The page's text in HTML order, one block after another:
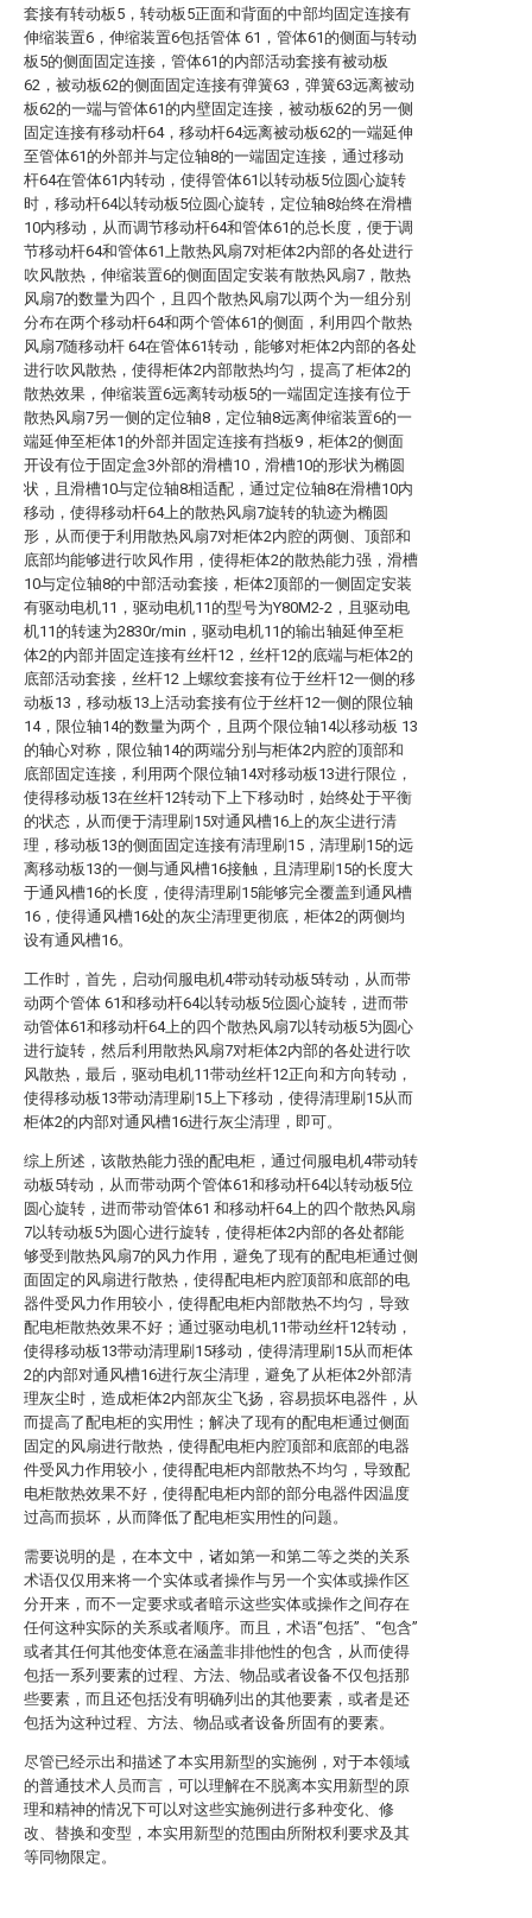
套接有转动板5，转动板5正面和背面的中部均固定连接有
伸缩装置6，伸缩装置6包括管体 61，管体61的侧面与转动
板5的侧面固定连接，管体61的内部活动套接有被动板
62，被动板62的侧面固定连接有弹簧63，弹簧63远离被动
板62的一端与管体61的内壁固定连接，被动板62的另一侧
固定连接有移动杆64，移动杆64远离被动板62的一端延伸
至管体61的外部并与定位轴8的一端固定连接，通过移动
杆64在管体61内转动，使得管体61以转动板5位圆心旋转
时，移动杆64以转动板5位圆心旋转，定位轴8始终在滑槽
10内移动，从而调节移动杆64和管体61的总长度，便于调
节移动杆64和管体61上散热风扇7对柜体2内部的各处进行
吹风散热，伸缩装置6的侧面固定安装有散热风扇7，散热
风扇7的数量为四个，且四个散热风扇7以两个为一组分别
分布在两个移动杆64和两个管体61的侧面，利用四个散热
风扇7随移动杆 64在管体61转动，能够对柜体2内部的各处
进行吹风散热，使得柜体2内部散热均匀，提高了柜体2的
散热效果，伸缩装置6远离转动板5的一端固定连接有位于
散热风扇7另一侧的定位轴8，定位轴8远离伸缩装置6的一
端延伸至柜体1的外部并固定连接有挡板9，柜体2的侧面
开设有位于固定盒3外部的滑槽10，滑槽10的形状为椭圆
状，且滑槽10与定位轴8相适配，通过定位轴8在滑槽10内
移动，使得移动杆64上的散热风扇7旋转的轨迹为椭圆
形，从而便于利用散热风扇7对柜体2内腔的两侧、顶部和
底部均能够进行吹风作用，使得柜体2的散热能力强，滑槽
10与定位轴8的中部活动套接，柜体2顶部的一侧固定安装
有驱动电机11，驱动电机11的型号为Y80M2-2，且驱动电
机11的转速为2830r/min，驱动电机11的输出轴延伸至柜
体2的内部并固定连接有丝杆12，丝杆12的底端与柜体2的
底部活动套接，丝杆12 上螺纹套接有位于丝杆12一侧的移
动板13，移动板13上活动套接有位于丝杆12一侧的限位轴
14，限位轴14的数量为两个，且两个限位轴14以移动板 13
的轴心对称，限位轴14的两端分别与柜体2内腔的顶部和
底部固定连接，利用两个限位轴14对移动板13进行限位，
使得移动板13在丝杆12转动下上下移动时，始终处于平衡
的状态，从而便于清理刷15对通风槽16上的灰尘进行清
理，移动板13的侧面固定连接有清理刷15，清理刷15的远
离移动板13的一侧与通风槽16接触，且清理刷15的长度大
于通风槽16的长度，使得清理刷15能够完全覆盖到通风槽
16，使得通风槽16处的灰尘清理更彻底，柜体2的两侧均
设有通风槽16。
工作时，首先，启动伺服电机4带动转动板5转动，从而带
动两个管体 61和移动杆64以转动板5位圆心旋转，进而带
动管体61和移动杆64上的四个散热风扇7以转动板5为圆心
进行旋转，然后利用散热风扇7对柜体2内部的各处进行吹
风散热，最后，驱动电机11带动丝杆12正向和方向转动，
使得移动板13带动清理刷15上下移动，使得清理刷15从而
柜体2的内部对通风槽16进行灰尘清理，即可。
综上所述，该散热能力强的配电柜，通过伺服电机4带动转
动板5转动，从而带动两个管体61和移动杆64以转动板5位
圆心旋转，进而带动管体61 和移动杆64上的四个散热风扇
7以转动板5为圆心进行旋转，使得柜体2内部的各处都能
够受到散热风扇7的风力作用，避免了现有的配电柜通过侧
面固定的风扇进行散热，使得配电柜内腔顶部和底部的电
器件受风力作用较小，使得配电柜内部散热不均匀，导致
配电柜散热效果不好；通过驱动电机11带动丝杆12转动，
使得移动板13带动清理刷15移动，使得清理刷15从而柜体
2的内部对通风槽16进行灰尘清理，避免了从柜体2外部清
理灰尘时，造成柜体2内部灰尘飞扬，容易损坏电器件，从
而提高了配电柜的实用性；解决了现有的配电柜通过侧面
固定的风扇进行散热，使得配电柜内腔顶部和底部的电器
件受风力作用较小，使得配电柜内部散热不均匀，导致配
电柜散热效果不好，使得配电柜内部的部分电器件因温度
过高而损坏，从而降低了配电柜实用性的问题。
需要说明的是，在本文中，诸如第一和第二等之类的关系
术语仅仅用来将一个实体或者操作与另一个实体或操作区
分开来，而不一定要求或者暗示这些实体或操作之间存在
任何这种实际的关系或者顺序。而且，术语“包括”、“包含”
或者其任何其他变体意在涵盖非排他性的包含，从而使得
包括一系列要素的过程、方法、物品或者设备不仅包括那
些要素，而且还包括没有明确列出的其他要素，或者是还
包括为这种过程、方法、物品或者设备所固有的要素。
尽管已经示出和描述了本实用新型的实施例，对于本领域
的普通技术人员而言，可以理解在不脱离本实用新型的原
理和精神的情况下可以对这些实施例进行多种变化、修
改、替换和变型，本实用新型的范围由所附权利要求及其
等同物限定。